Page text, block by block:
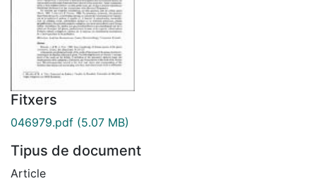
Fitxers
046979.pdf (5.07 MB)
Tipus de document
Article